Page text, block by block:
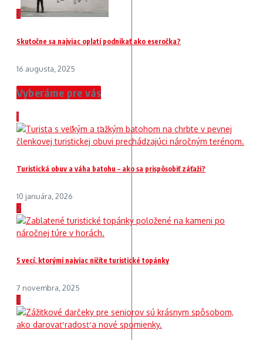
3
Skutočne sa najviac oplatí podnikať ako eseročka?
16 augusta, 2025
Vyberáme pre vás
1
Turistická obuv a váha batohu – ako sa prispôsobiť záťaži?
10 januára, 2026
2
5 vecí, ktorými najviac ničíte turistické topánky
7 novembra, 2025
3